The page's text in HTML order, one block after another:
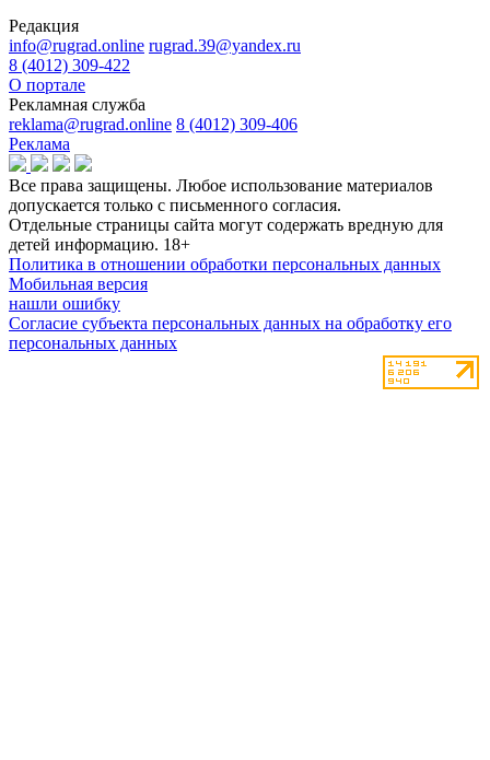
Редакция
info@rugrad.online rugrad.39@yandex.ru
8 (4012) 309-422
О портале
Рекламная служба
reklama@rugrad.online 8 (4012) 309-406
Реклама
Все права защищены. Любое использование материалов
допускается только с письменного согласия.
Отдельные страницы сайта могут содержать вредную для
детей информацию. 18+
Политика в отношении обработки персональных данных
Мобильная версия
нашли ошибку
Согласие субъекта персональных данных на обработку его
персональных данных